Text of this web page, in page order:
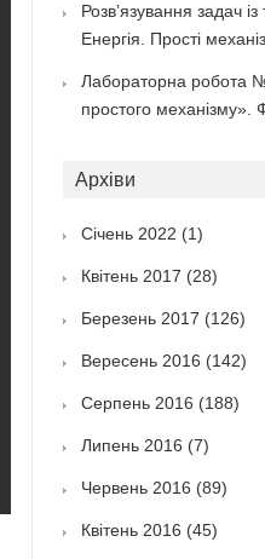
Розв’язування задач
Енергія. Прості
Лабораторна робота
простого механізму».
Архіви
Січень 2022 (1)
Квітень 2017 (28)
Березень 2017 (126)
Вересень 2016 (142)
Серпень 2016 (188)
Липень 2016 (7)
Червень 2016 (89)
Квітень 2016 (45)